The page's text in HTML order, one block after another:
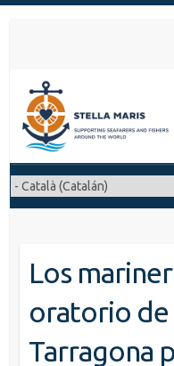
Los
oratorio de
Tarragona